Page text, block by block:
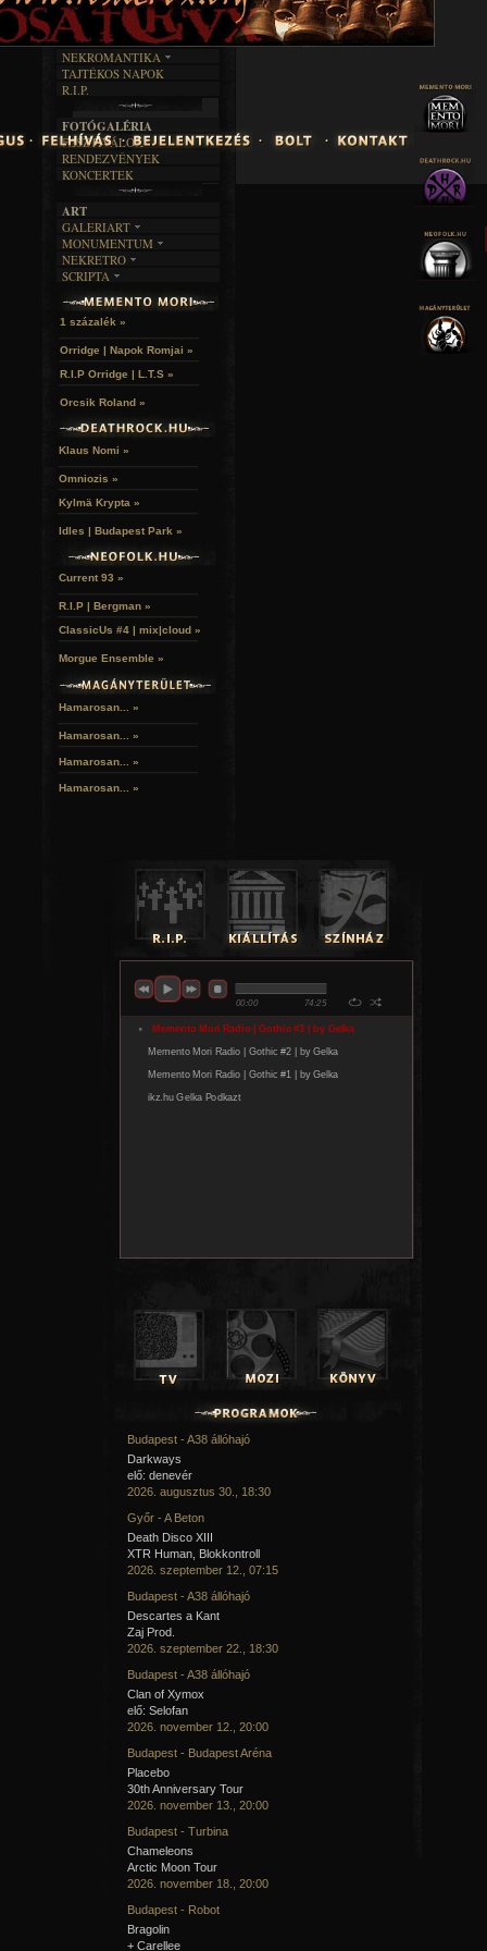
FORDÍTÁSOK
DALSZÖVEGEK
FILM
MŰVÉSZET
ÍRÁSTÖRTÉNET
FEKETE HUMOR
KÉPES
SZÖVEGES
RENDEZVÉNYEK
NEKROMANTIKA
AKTUÁLIS
A MÚLT
TAJTÉKOS NAPOK
R.I.P.
FOTÓGALÉRIA
FESZTIVÁLOK
RENDEZVÉNYEK
KONCERTEK
ART
GALERIART
ARTGALERI
KÉPREGÉNYEK
LAKÁSKULTS
MONUMENTUM
TEMETŐK
TEMPLOMOK
VÁRAK
HELYEK
NEKRETRO
SZUBKULT
FEKETE LYUK
RELIKVIÁK
SCRIPTA
NOVELLÁK
VERSEK
1 százalék »
Orridge | Napok Romjai »
R.I.P Orridge | L.T.S »
Orcsik Roland »
Klaus Nomi »
Omniozis »
Kylmä Krypta »
Idles | Budapest Park »
Current 93 »
R.I.P | Bergman »
ClassicUs #4 | mix|cloud »
Morgue Ensemble »
Hamarosan... »
Hamarosan... »
Hamarosan... »
Hamarosan... »
Budapest - A38 állóhajó
Darkways
elő: denevér
2026. augusztus 30., 18:30
Győr - A Beton
Death Disco XIII
XTR Human, Blokkontroll
2026. szeptember 12., 07:15
Budapest - A38 állóhajó
Descartes a Kant
Zaj Prod.
2026. szeptember 22., 18:30
Budapest - A38 állóhajó
Clan of Xymox
elő: Selofan
2026. november 12., 20:00
Budapest - Budapest Aréna
Placebo
30th Anniversary Tour
2026. november 13., 20:00
Budapest - Turbina
Chameleons
Arctic Moon Tour
2026. november 18., 20:00
Budapest - Robot
Bragolin
+ Carellee